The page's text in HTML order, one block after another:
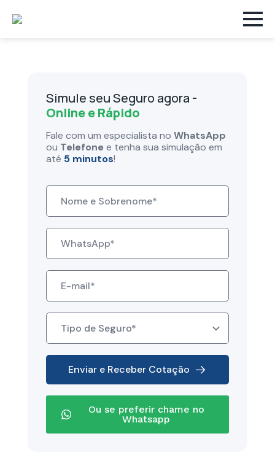
Simule seu Seguro agora -
Online e Rápido
Fale com um especialista no WhatsApp
ou Telefone e tenha sua simulação em
até 5 minutos!
Nome
WhatsApp
E-
mail
Tipo
Seguro
*
Enviar e Receber Cotação
Ou se preferir chame no
Whatsapp